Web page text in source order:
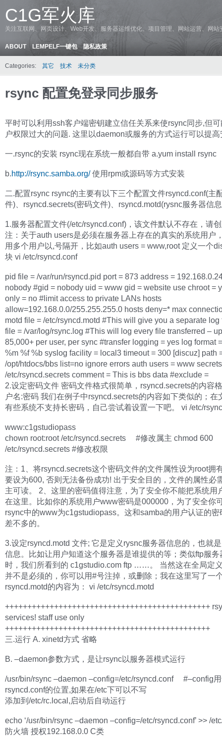
C1G军火库
关注互联网、网页设计、Web开发、服务器运维优化、项目管理、网站运营、网
ABOUT LEMPELF一键包 隐私政策
Categories: 其它 技术 未分类
rsync 配置免登录同步服务
平时可以利用ssh客户端密钥建立信任关系来使rsync同步,但
户权限过大的问题. 这里以daemon或服务的方式运行可以提高
一.rsync的安装 rsync现在系统一般都自带 a.yum install rsync
b.http://rsync.samba.org/使用rpm或源码等方式安装
二.配置rsync rsync的主要有以下三个配置文件rsyncd.conf(主
件)、rsyncd.secrets(密码文件)、rsyncd.motd(rysnc服务器信
1.服务器配置文件(/etc/rsyncd.conf)，该文件默认不存在，请
注：关于auth users是必须在服务器上存在的真实的系统用户
用多个用户以,号隔开，比如auth users = www,root 定义一个
块 vi /etc/rsyncd.conf
pid file = /var/run/rsyncd.pid port = 873 address =
nobody #gid = nobody uid = www gid = website use chroot =
only = no #limit access to private LANs hosts
allow=192.168.0.0/255.255.255.0 hosts deny=* max
motd file = /etc/rsyncd.motd #This will give you a separate log
file = /var/log/rsync.log #This will log every file transferred –
85,000+ per user, per sync #transfer logging = yes log format
%m %f %b syslog facility = local3 timeout = 300 [discuz] path
/opt/htdocs/bbs list=no ignore errors auth users = www
/etc/rsyncd.secrets comment = This is bbs data #exclude =
2.设定密码文件 密码文件格式很简单，rsyncd.secrets的内容
户名:密码 我们在例子中rsyncd.secrets的内容如下类似的；在
有些系统不支持长密码，自己尝试着设置一下吧。 vi /etc/
www:c1gstudiopass
chown root:root /etc/rsyncd.secrets #修改属主 chmod 600
/etc/rsyncd.secrets #修改权限
注：1、将rsyncd.secrets这个密码文件的文件属性设为root拥
要设为600, 否则无法备份成功! 出于安全目的，文件的属性必
主可读。 2、这里的密码值得注意，为了安全你不能把系统用
在这里。比如你的系统用户www密码是000000，为了安全你
rsync中的www为c1gstudiopass。这和samba的用户认证的密
差不多的。
3.设定rsyncd.motd 文件; 它是定义rysnc服务器信息的，也就
信息。比如让用户知道这个服务器是谁提供的等；类似ftp服务
时，我们所看到的 c1gstudio.com ftp ……。 当然这在全局定
并不是必须的，你可以用#号注掉，或删除；我在这里写了一
rsyncd.motd的内容为： vi /etc/rsyncd.motd
++++++++++++++++++++++++++++++++++++++++++++++
services! staff use only
++++++++++++++++++++++++++++++++++++++++++++++
三.运行 A. xinetd方式 省略
B. –daemon参数方式，是让rsync以服务器模式运行
/usr/bin/rsync –daemon –config=/etc/rsyncd.conf #–config
rsyncd.conf的位置,如果在/etc下可以不写
添加到/etc/rc.local,启动后自动运行
echo ‘/usr/bin/rsync –daemon –config=/etc/rsyncd.conf’ >> /
防火墙 授权192.168.0.0 C类